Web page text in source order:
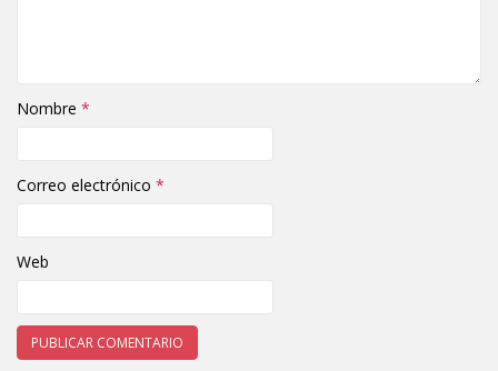
Nombre *
Correo electrónico *
Web